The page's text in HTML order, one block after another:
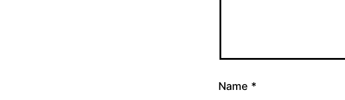
Name *